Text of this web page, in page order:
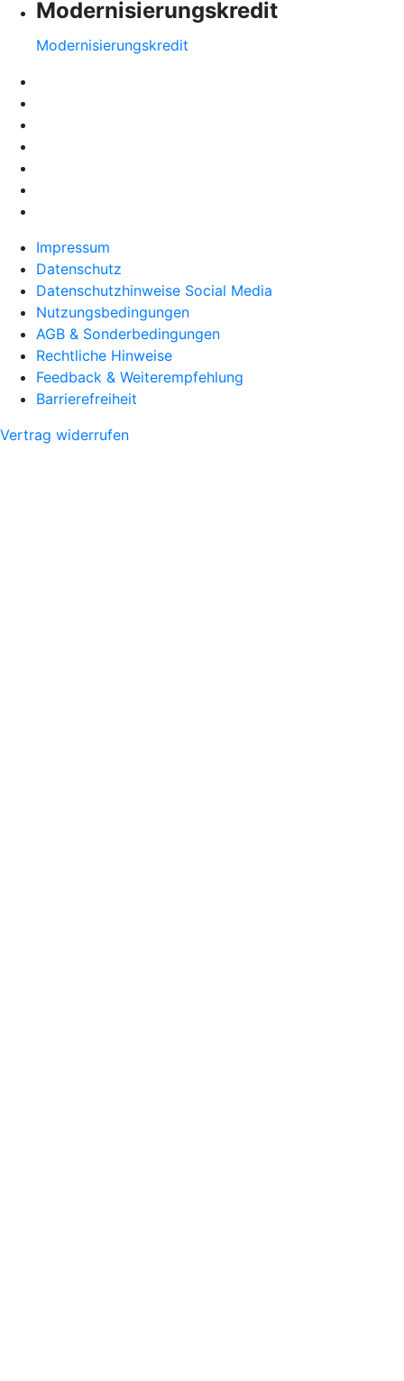
Modernisierungskredit
Modernisierungskredit
Impressum
Datenschutz
Datenschutzhinweise Social Media
Nutzungsbedingungen
AGB & Sonderbedingungen
Rechtliche Hinweise
Feedback & Weiterempfehlung
Barrierefreiheit
Vertrag widerrufen